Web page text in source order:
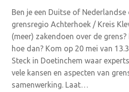
Ben je een Duitse of
grensregio Achterhoek / Kreis
(meer) zakendoen over de
hoe dan? Kom op 20 mei van
Steck in Doetinchem waar
vele kansen en aspecten van
samenwerking. Laat…